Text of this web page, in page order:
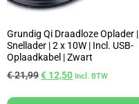
Grundig Qi Draadloze Oplader |
Snellader | 2 x 10W | Incl. USB-
Oplaadkabel | Zwart
€21,99€ 12,50 Incl. BTW